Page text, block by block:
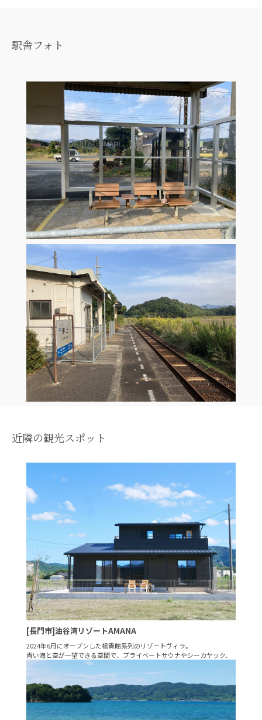
運営団体
駅舎フォト
近隣の観光スポット
[長門市]油谷湾リゾートAMANA
2024年6月にオープンした楊貴館系列のリゾートヴィラ。
青い海と空が一望できる空間で、プライベートサウナやシーカヤック、
BBQなど色々な楽しみ方ができます。